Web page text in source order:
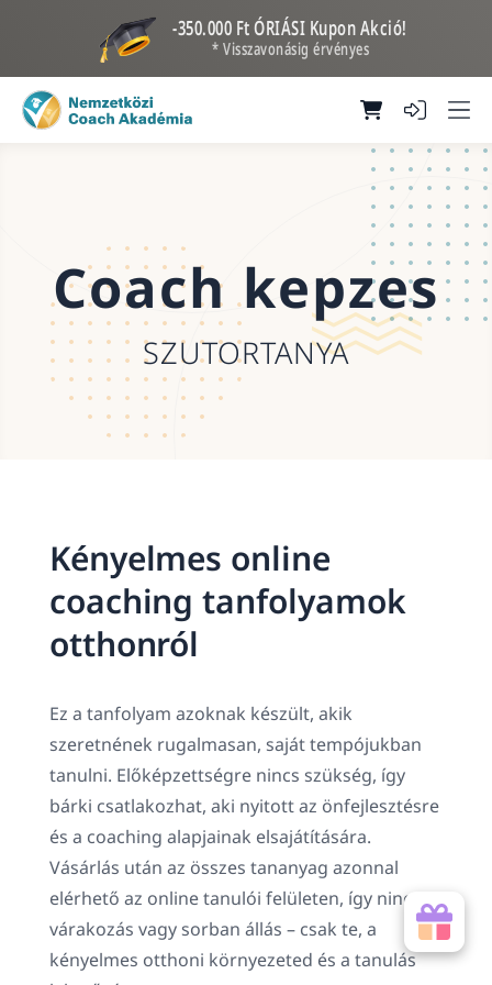
-350.000 Ft ÓRIÁSI Kupon Akció!
* Visszavonásig érvényes
Coach kepzes
SZUTORTANYA
Kényelmes online
coaching tanfolyamok
otthonról
Ez a tanfolyam azoknak készült, akik
szeretnének rugalmasan, saját tempójukban
tanulni. Előképzettségre nincs szükség, így
bárki csatlakozhat, aki nyitott az önfejlesztésre
és a coaching alapjainak elsajátítására.
Vásárlás után az összes tananyag azonnal
elérhető az online tanulói felületen, így nincs
várakozás vagy sorban állás – csak te, a
kényelmes otthoni környezeted és a tanulás